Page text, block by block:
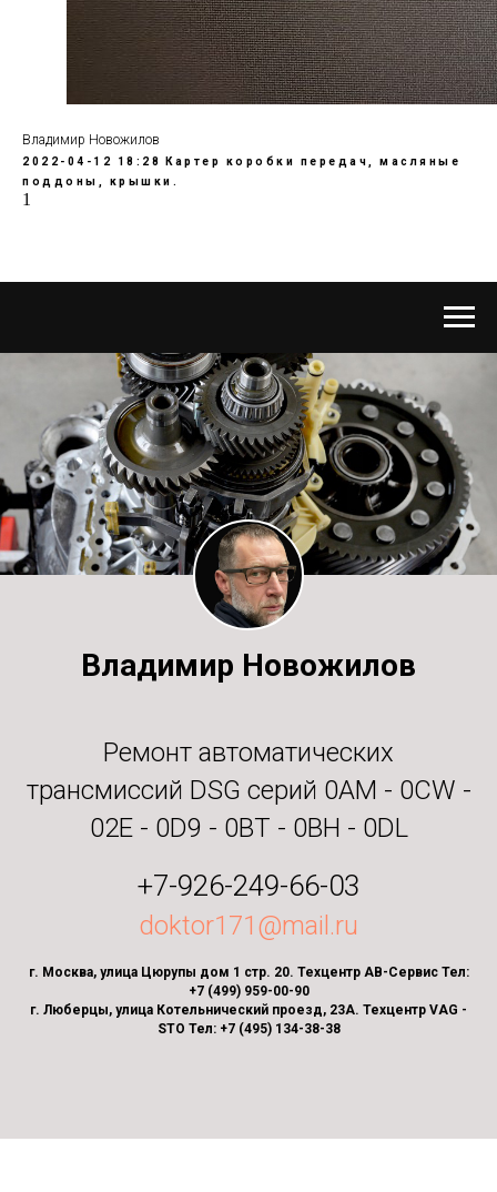
Владимир Новожилов
2022-04-12 18:28
Картер коробки передач, масляные
поддоны, крышки.
1
Владимир Новожилов
Ремонт автоматических
трансмиссий DSG серий 0AM - 0CW -
02E - 0D9 - 0BT - 0BH - 0DL
+7-926-249-66-03
doktor171@mail.ru
г. Москва, улица Цюрупы дом 1 стр. 20. Техцентр АВ-Сервис Тел:
+7 (499) 959-00-90
г. Люберцы, улица Котельнический проезд, 23А. Техцентр VAG -
STO Тел: +7 (495) 134-38-38